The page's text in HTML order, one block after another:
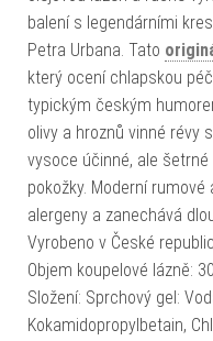
balení s legendárními
Petra Urbana. Tato
který ocení chlapskou
typickým českým
olivy a hroznů vinné révy
vysoce účinné, ale
pokožky. Moderní
alergeny a zanechává
Vyrobeno v České
Objem koupelové lázně:
Složení: Sprchový gel:
Kokamidopropylbetain,